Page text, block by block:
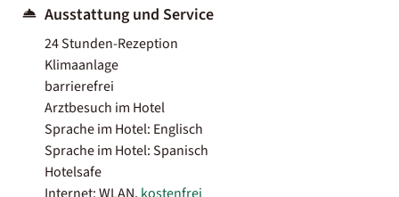
Ausstattung und Service
24 Stunden-Rezeption
Klimaanlage
barrierefrei
Arztbesuch im Hotel
Sprache im Hotel: Englisch
Sprache im Hotel: Spanisch
Hotelsafe